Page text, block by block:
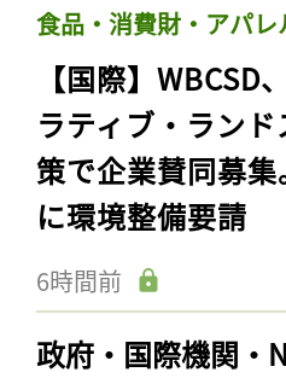
食品・消費財・アパレ
【国際】WBCSD
ラティブ・ラン
策で企業賛同募
に環境整備要請
6時間前
政府・国際機関・